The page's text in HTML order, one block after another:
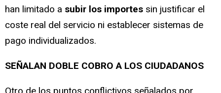
han limitado a subir los importes sin justificar el
coste real del servicio ni establecer sistemas de
pago individualizados.
SEÑALAN DOBLE COBRO A LOS CIUDADANOS
Otro de los puntos conflictivos señalados por